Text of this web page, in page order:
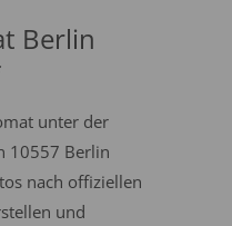
Berlin
unter der
10557 Berlin
nach offiziellen
und